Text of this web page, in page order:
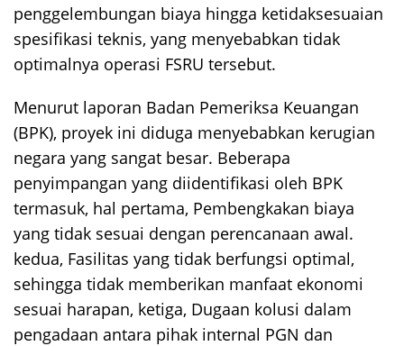
penggelembungan biaya hingga ketidaksesuaian
spesifikasi teknis, yang menyebabkan tidak
optimalnya operasi FSRU tersebut.
Menurut laporan Badan Pemeriksa Keuangan
(BPK), proyek ini diduga menyebabkan kerugian
negara yang sangat besar. Beberapa
penyimpangan yang diidentifikasi oleh BPK
termasuk, hal pertama, Pembengkakan biaya
yang tidak sesuai dengan perencanaan awal.
kedua, Fasilitas yang tidak berfungsi optimal,
sehingga tidak memberikan manfaat ekonomi
sesuai harapan, ketiga, Dugaan kolusi dalam
pengadaan antara pihak internal PGN dan